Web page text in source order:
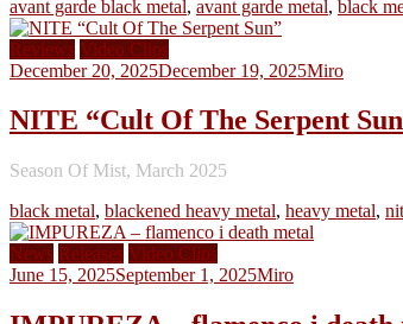
avant garde black metal, avant garde metal, black
Reviews Video Clips
December 20, 2025December 19, 2025Miro
NITE “Cult Of The Serpent
Season Of Mist, March 2025
black metal, blackened heavy metal, heavy metal,
News Releases Video Clips
June 15, 2025September 1, 2025Miro